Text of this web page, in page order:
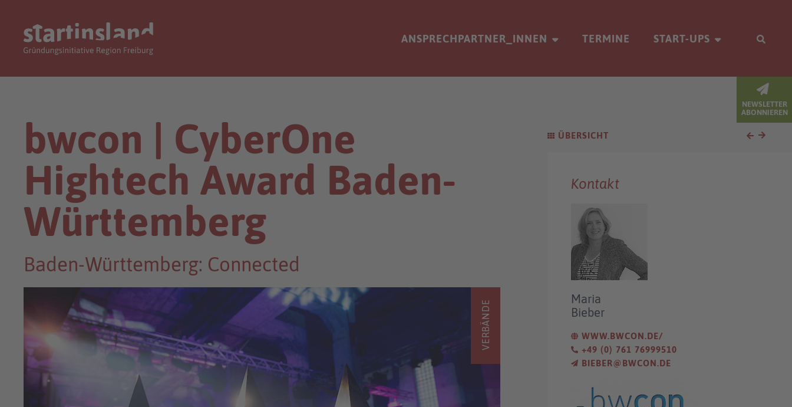
ANSPRECHPARTNER_INNEN TERMINE START-UPS
NEWSLETTER
ABONNIEREN
bwcon | CyberOne
Hightech Award Baden-
Württemberg
Baden-Württemberg: Connected
VERBÄNDE
ÜBERSICHT
Kontakt
Maria
Bieber
WWW.BWCON.DE/
+49 (0) 761 76999510
BIEBER@BWCON.DE